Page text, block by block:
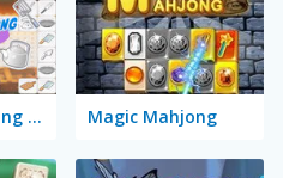
Kitchen Mahjong Classic Magic Mahjong